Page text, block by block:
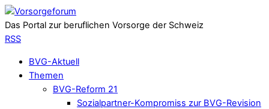
Das Portal zur beruflichen Vorsorge der Schweiz
RSS
BVG-Aktuell
Themen
BVG-Reform 21
Sozialpartner-Kompromiss zur BVG-Revision